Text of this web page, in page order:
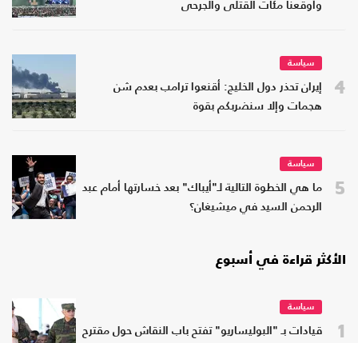
وأوقعنا مئات القتلى والجرحى
4
سياسة
إيران تحذر دول الخليج: أقنعوا ترامب بعدم شن
هجمات وإلا سنضربكم بقوة
5
سياسة
ما هي الخطوة التالية لـ"أيباك" بعد خسارتها أمام عبد
الرحمن السيد في ميشيغان؟
الأكثر قراءة في أسبوع
1
سياسة
قيادات بـ "البوليساريو" تفتح باب النقاش حول مقترح